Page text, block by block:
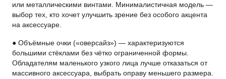
или металлическими винтами. Минималистичная модель —
выбор тех, кто хочет улучшить зрение без особого акцента
на аксессуаре.
● Объёмные очки («оверсайз») — характеризуются
большими стёклами без чётко ограниченной формы.
Обладателям маленького узкого лица лучше отказаться от
массивного аксессуара, выбрать оправу меньшего размера.